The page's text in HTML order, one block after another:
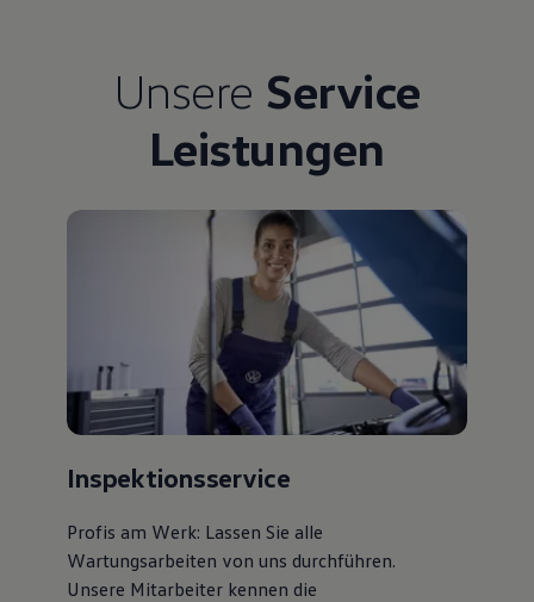
Unsere Service
Leistungen
Inspektionsservice
Profis am Werk: Lassen Sie alle
Wartungsarbeiten von uns durchführen.
Unsere Mitarbeiter kennen die